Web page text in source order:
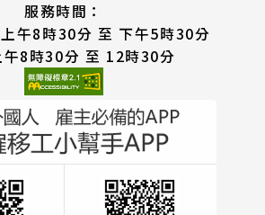
服務時間：
午8時30分 至 下午5時30分
午8時30分 至 12時30分